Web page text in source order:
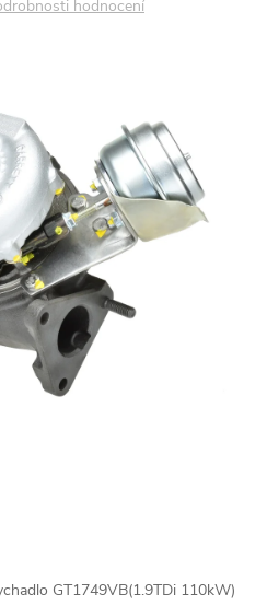
hodnocení
GT1749VB(1.9TDi 110kW)